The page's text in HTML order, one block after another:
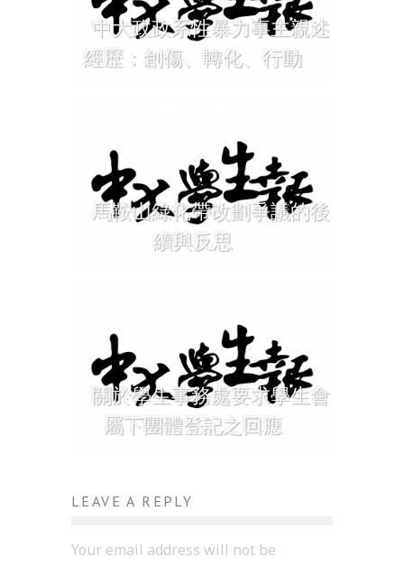
中大政政系性暴力事主親述
經歷：創傷、轉化、行動
馬鞍山綠化帶改劃爭議的後
續與反思
關於學生事務處要求學生會
屬下團體登記之回應
LEAVE A REPLY
Your email address will not be